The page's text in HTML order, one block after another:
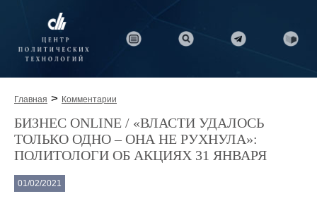
Главная > Комментарии
БИЗНЕС ONLINE / «ВЛАСТИ УДАЛОСЬ
ТОЛЬКО ОДНО – ОНА НЕ РУХНУЛА»:
ПОЛИТОЛОГИ ОБ АКЦИЯХ 31 ЯНВАРЯ
01/02/2021